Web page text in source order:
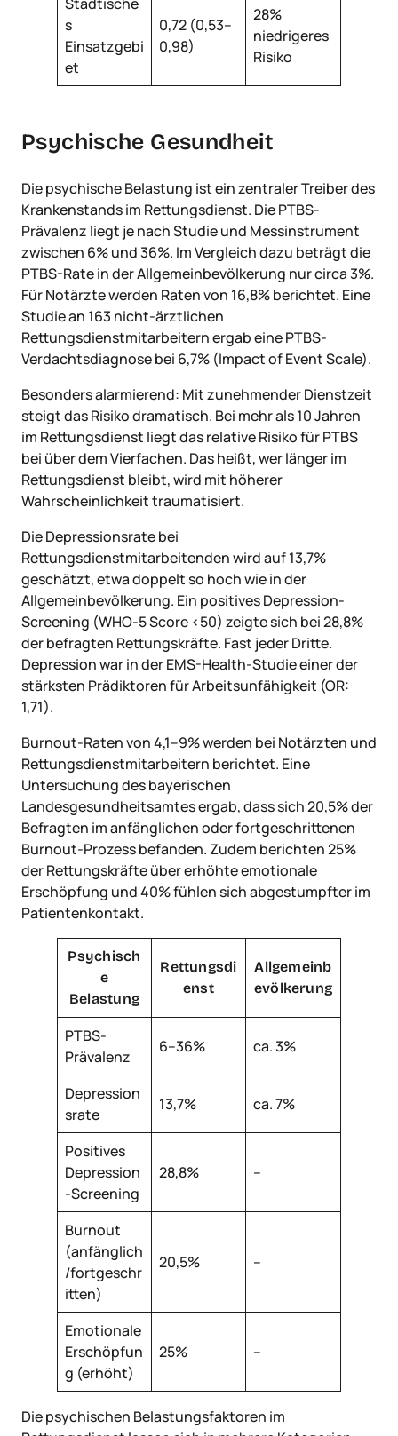
s
Einsatzgebi
et
0,72 (0,53–
0,98)
28%
niedrigeres
Risiko
Psychische Gesundheit
Die psychische Belastung ist ein zentraler Treiber des
Krankenstands im Rettungsdienst. Die PTBS-
Prävalenz liegt je nach Studie und Messinstrument
zwischen 6% und 36%. Im Vergleich dazu beträgt die
PTBS-Rate in der Allgemeinbevölkerung nur circa 3%.
Für Notärzte werden Raten von 16,8% berichtet. Eine
Studie an 163 nicht-ärztlichen
Rettungsdienstmitarbeitern ergab eine PTBS-
Verdachtsdiagnose bei 6,7% (Impact of Event Scale).
Besonders alarmierend: Mit zunehmender Dienstzeit
steigt das Risiko dramatisch. Bei mehr als 10 Jahren
im Rettungsdienst liegt das relative Risiko für PTBS
bei über dem Vierfachen. Das heißt, wer länger im
Rettungsdienst bleibt, wird mit höherer
Wahrscheinlichkeit traumatisiert.
Die Depressionsrate bei
Rettungsdienstmitarbeitenden wird auf 13,7%
geschätzt, etwa doppelt so hoch wie in der
Allgemeinbevölkerung. Ein positives Depression-
Screening (WHO-5 Score <50) zeigte sich bei 28,8%
der befragten Rettungskräfte. Fast jeder Dritte.
Depression war in der EMS-Health-Studie einer der
stärksten Prädiktoren für Arbeitsunfähigkeit (OR:
1,71).
Burnout-Raten von 4,1–9% werden bei Notärzten und
Rettungsdienstmitarbeitern berichtet. Eine
Untersuchung des bayerischen
Landesgesundheitsamtes ergab, dass sich 20,5% der
Befragten im anfänglichen oder fortgeschrittenen
Burnout-Prozess befanden. Zudem berichten 25%
der Rettungskräfte über erhöhte emotionale
Erschöpfung und 40% fühlen sich abgestumpfter im
Patientenkontakt.
Psychisch
e
Belastung
Rettungsdi
enst
Allgemeinb
evölkerung
PTBS-
Prävalenz
6–36% ca. 3%
Depression
srate
13,7% ca. 7%
Positives
Depression
-Screening
28,8% –
Burnout
(anfänglich
/fortgeschr
itten)
20,5% –
Emotionale
Erschöpfun
g (erhöht)
25% –
Die psychischen Belastungsfaktoren im